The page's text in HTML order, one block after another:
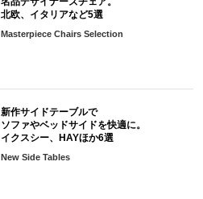
北欧、イタリアなど5選
Masterpiece Chairs Selection
新作サイドテーブルで
ソファやベッドサイドを快適に。
イクスシー、HAYほか6選
New Side Tables